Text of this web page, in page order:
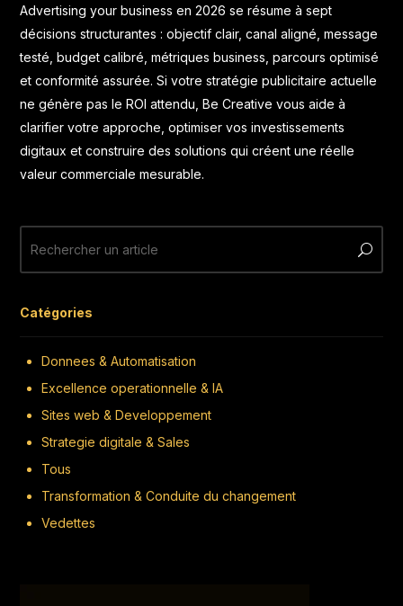
Advertising your business en 2026 se résume à sept
décisions structurantes : objectif clair, canal aligné, message
testé, budget calibré, métriques business, parcours optimisé
et conformité assurée. Si votre stratégie publicitaire actuelle
ne génère pas le ROI attendu,Be Creative vous aide à
clarifier votre approche, optimiser vos investissements
digitaux et construire des solutions qui créent une réelle
valeur commerciale mesurable.
Catégories
Donnees & Automatisation
Excellence operationnelle & IA
Sites web & Developpement
Strategie digitale & Sales
Tous
Transformation & Conduite du changement
Vedettes